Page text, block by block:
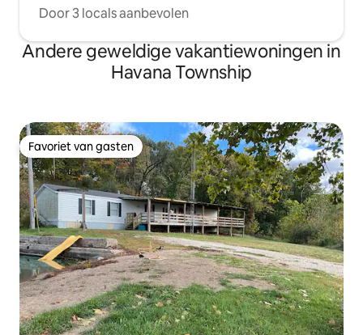
Door 3 locals aanbevolen
Andere geweldige vakantiewoningen in
Havana Township
Favoriet van gasten
Favoriet van gasten